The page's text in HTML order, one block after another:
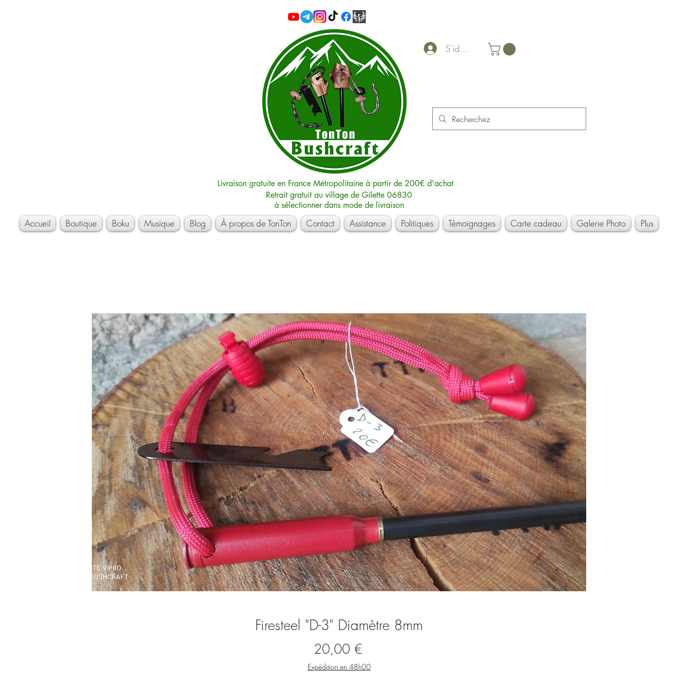
S'identifier
Livraison gratuite en France Métropolitaine à partir de 200€ d'achat
Retrait gratuit au village de Gilette 06830
à sélectionner dans mode de livraison
Accueil Boutique Boku Musique Blog À propos de TonTon Contact Assistance Politiques Témoignages Carte cadeau Galerie Photo Plus
Firesteel "D-3" Diamètre 8mm
20,00 €Prix
Expédition en 48h00